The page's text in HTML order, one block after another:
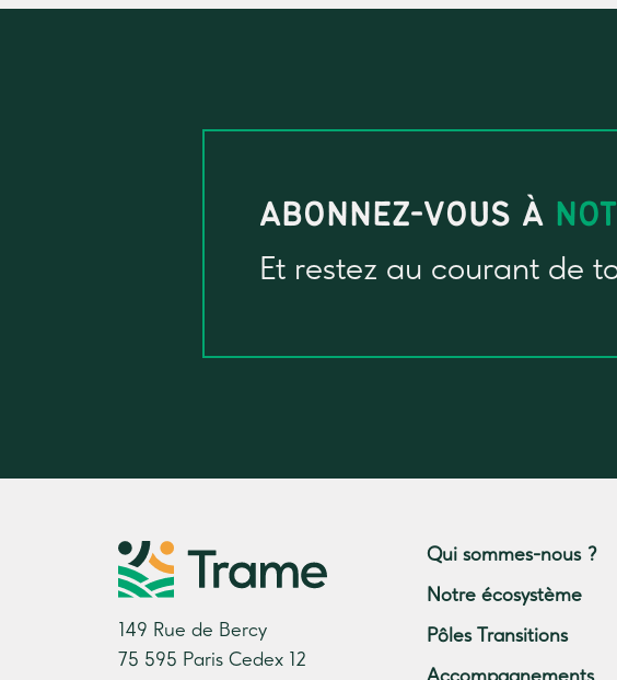
ABONNEZ-VOUS À
Et restez au courant de
149 Rue de Bercy
75 595 Paris Cedex 12
Qui sommes-nous ?
Notre écosystème
Pôles Transitions